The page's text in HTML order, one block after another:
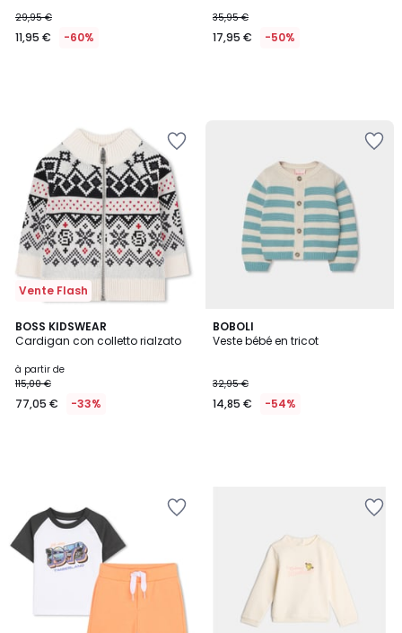
29,95 €
11,95 € -60%
35,95 €
17,95 € -50%
Vente Flash
BOSS KIDSWEAR
Cardigan con colletto rialzato
à partir de
115,00 €
77,05 € -33%
BOBOLI
Veste bébé en tricot
32,95 €
14,85 € -54%